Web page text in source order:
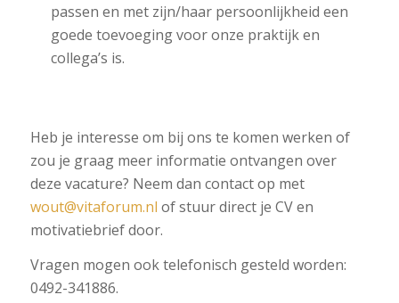
passen en met zijn/haar persoonlijkheid een
goede toevoeging voor onze praktijk en
collega’s is.
Heb je interesse om bij ons te komen werken of
zou je graag meer informatie ontvangen over
deze vacature? Neem dan contact op met
wout@vitaforum.nl of stuur direct je CV en
motivatiebrief door.
Vragen mogen ook telefonisch gesteld worden:
0492-341886.